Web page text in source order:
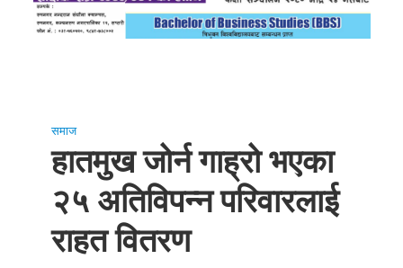
समाज
हातमुख जोर्न गाह्रो भएका
२५ अतिविपन्न परिवारलाई
राहत वितरण